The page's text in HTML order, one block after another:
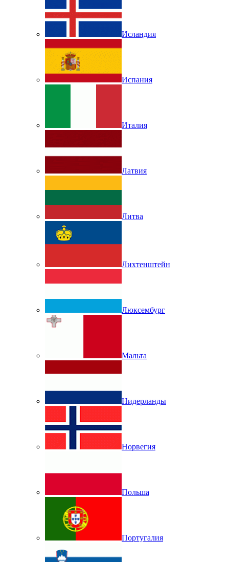
Исландия
Испания
Италия
Латвия
Литва
Лихтенштейн
Люксембург
Мальта
Нидерланды
Норвегия
Польша
Португалия